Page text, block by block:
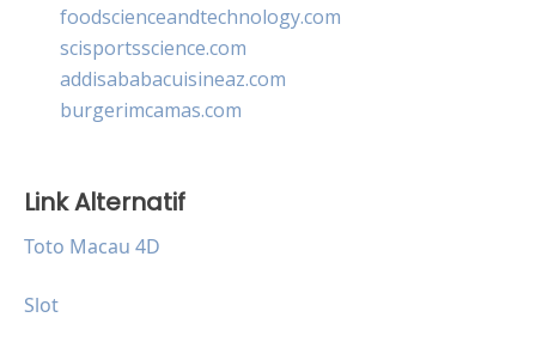
foodscienceandtechnology.com
scisportsscience.com
addisababacuisineaz.com
burgerimcamas.com
Link Alternatif
Toto Macau 4D
Slot